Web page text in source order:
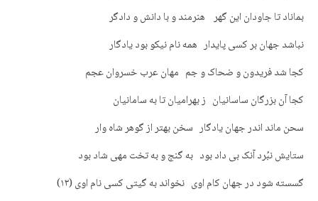
بماناد تا جاودان این گهر هنرمند و با دانش و دادگر
نباشد جهان بر کسی پایدار همه نام نیکو بود یادگار
کجا شد فریدون و ضحاک و جم مهان عرب خسروان عجم
کجا آن بزرگان ساسانیان ز بهرامیان تا به سامانیان
سحن ماند اندر جهان یادگار سخن بهتر از گوهر شاه وار
ستایش نبُرد آنک بی داد بود به گنج و به تخت مهی شاد بود
گسسته شود در جهان کام اوی نخواند به گیتی کسی نام اوی (۱۳)